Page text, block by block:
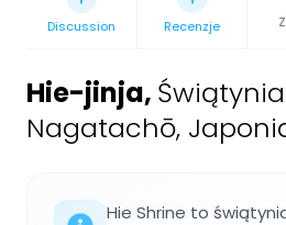
Discussion Recenzje
Hie-jinja,
Nagatachō,
Hie Shrine to